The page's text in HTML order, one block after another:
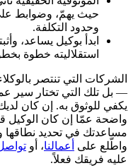
حيث يهمّ، وضوابط
وحدود التكلفة.
ابدأ بوكيل يساعد،
استقلاليته خطوة
الشركات التي تنتصر
— بل تلك التي تختار سير
يكفي للوثوق به. إن كان
واضحة عمّا إن كان الوكيل
مساعدتك في تحديد نطاقها
واطّلع على
أعمالنا، أو
عليه فريقك فعلاً.